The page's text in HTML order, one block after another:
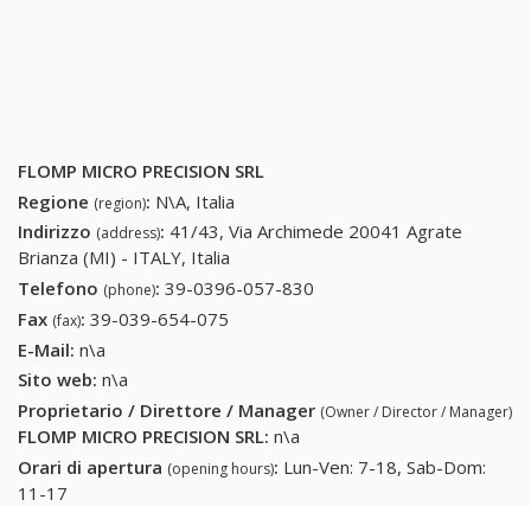
FLOMP MICRO PRECISION SRL
Regione (region): N\A, Italia
Indirizzo (address): 41/43, Via Archimede 20041 Agrate
Brianza (MI) - ITALY, Italia
Telefono (phone): 39-0396-057-830
Fax (fax): 39-039-654-075
E-Mail: n\a
Sito web: n\a
Proprietario / Direttore / Manager (Owner / Director / Manager)
FLOMP MICRO PRECISION SRL: n\a
Orari di apertura (opening hours): Lun-Ven: 7-18, Sab-Dom:
11-17